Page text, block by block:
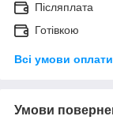
Післяплата
Готівкою
Всі умови оплати
Умови